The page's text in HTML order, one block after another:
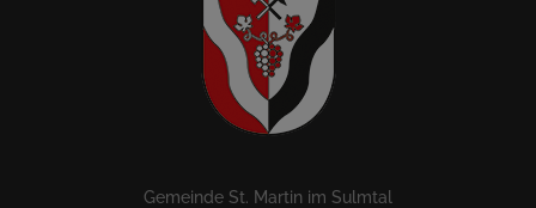
Gemeinde St. Martin im Sulmtal